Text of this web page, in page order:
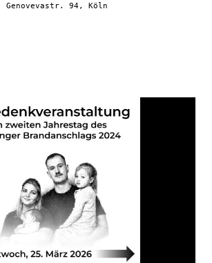
94, Köln